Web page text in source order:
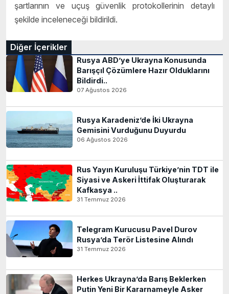
şartlarının ve uçuş güvenlik protokollerinin detaylı
şekilde inceleneceği bildirildi.
Diğer İçerikler
Rusya ABD’ye Ukrayna Konusunda
Barışçıl Çözümlere Hazır Olduklarını
Bildirdi..
07 Ağustos 2026
Rusya Karadeniz’de İki Ukrayna
Gemisini Vurduğunu Duyurdu
06 Ağustos 2026
Rus Yayın Kuruluşu Türkiye’nin TDT ile
Siyasi ve Askeri İttifak Oluşturarak
Kafkasya ..
31 Temmuz 2026
Telegram Kurucusu Pavel Durov
Rusya’da Terör Listesine Alındı
31 Temmuz 2026
Herkes Ukrayna’da Barış Beklerken
Putin Yeni Bir Kararnameyle Asker